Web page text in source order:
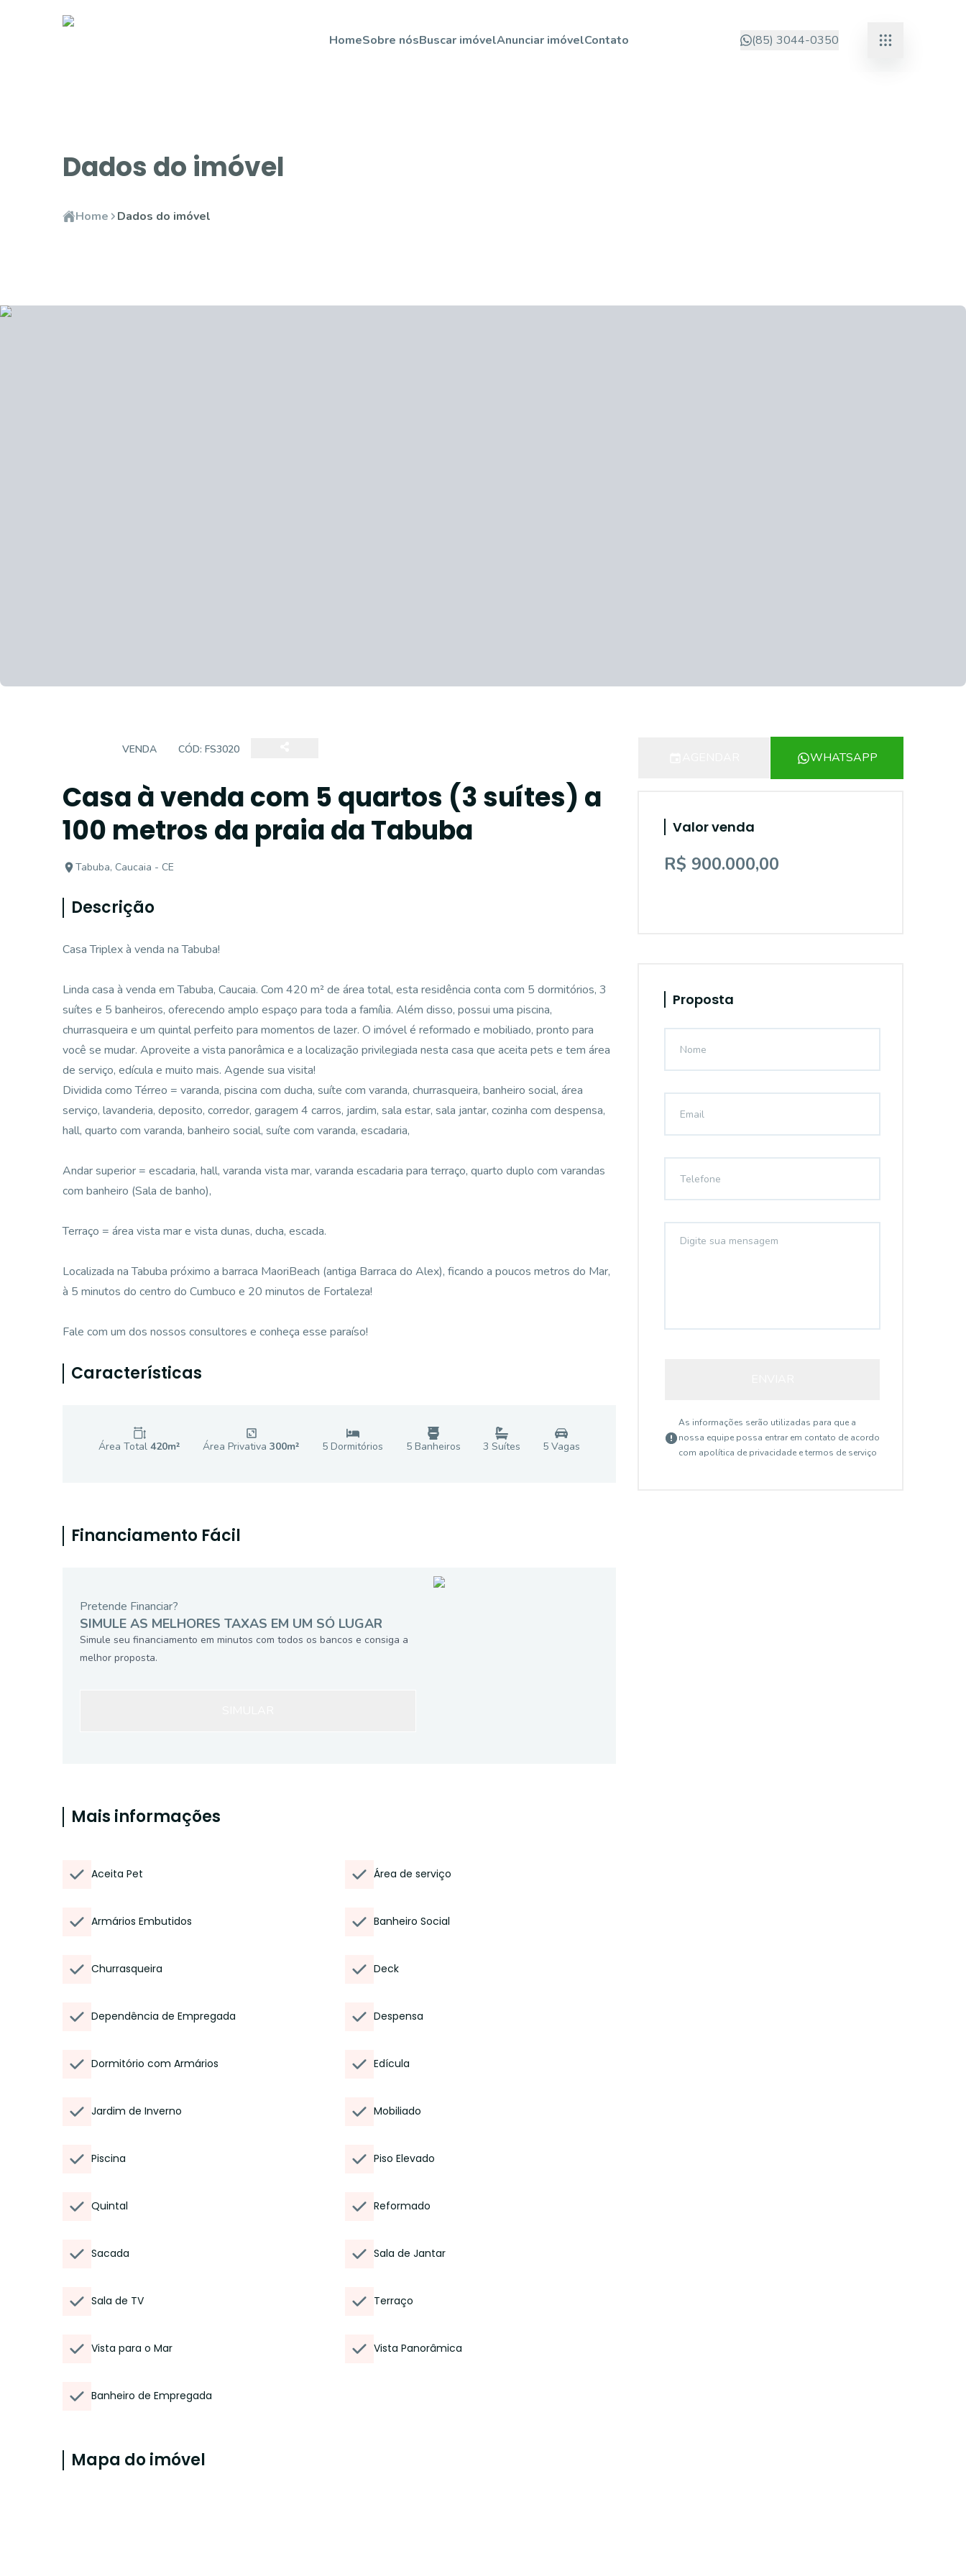
HomeSobre nósBuscar imóvelAnunciar imóvelContato (85) 3044-0350
Dados do imóvel
Home Dados do imóvel
VENDA CÓD: FS3020
Casa à venda com 5 quartos (3 suítes) a
100 metros da praia da Tabuba
Tabuba, Caucaia - CE
Descrição
Casa Triplex à venda na Tabuba!
Linda casa à venda em Tabuba, Caucaia. Com 420 m² de área total, esta residência conta com 5 dormitórios, 3
suítes e 5 banheiros, oferecendo amplo espaço para toda a família. Além disso, possui uma piscina,
churrasqueira e um quintal perfeito para momentos de lazer. O imóvel é reformado e mobiliado, pronto para
você se mudar. Aproveite a vista panorâmica e a localização privilegiada nesta casa que aceita pets e tem área
de serviço, edícula e muito mais. Agende sua visita!
Dividida como Térreo = varanda, piscina com ducha, suíte com varanda, churrasqueira, banheiro social, área
serviço, lavanderia, deposito, corredor, garagem 4 carros, jardim, sala estar, sala jantar, cozinha com despensa,
hall, quarto com varanda, banheiro social, suíte com varanda, escadaria,
Andar superior = escadaria, hall, varanda vista mar, varanda escadaria para terraço, quarto duplo com varandas
com banheiro (Sala de banho),
Terraço = área vista mar e vista dunas, ducha, escada.
Localizada na Tabuba próximo a barraca MaoriBeach (antiga Barraca do Alex), ficando a poucos metros do Mar,
à 5 minutos do centro do Cumbuco e 20 minutos de Fortaleza!
Fale com um dos nossos consultores e conheça esse paraíso!
Características
Área Total 420m² Área Privativa300m² 5 Dormitórios 5Banheiros 3 Suítes 5Vagas
Financiamento Fácil
Pretende Financiar?
SIMULE AS MELHORES TAXAS EM UM SÓ LUGAR
Simule seu financiamento em minutos com todos os bancos e consiga a
melhor proposta.
Mais informações
Aceita Pet Área de serviço
Armários Embutidos Banheiro Social
Churrasqueira Deck
Dependência de Empregada Despensa
Dormitório com Armários Edícula
Jardim de Inverno Mobiliado
Piscina Piso Elevado
Quintal Reformado
Sacada Sala de Jantar
Sala de TV Terraço
Vista para o Mar Vista Panorâmica
Banheiro de Empregada
Mapa do imóvel
WHATSAPP
Valor venda
R$ 900.000,00
Proposta
As informações serão utilizadas para que a
nossa equipe possa entrar em contato de acordo
com apolítica de privacidade e termos de serviço